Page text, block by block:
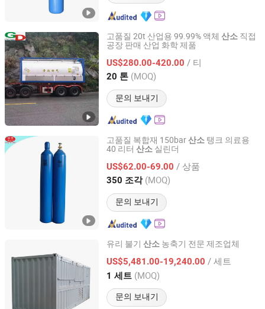
고품질 20t 산업용 99.99% 액체 산소 직접
공장 판매 산업 화학 제품
US$280.00-420.00 / 티
20 톤 (MOQ)
문의 보내기
Qingdao Guida Special Gas Co., Ltd.
Shandong, China 이후 2019
고품질 복합재 150bar 산소 탱크 의료용
40 리터 산소 실린더
US$62.00-69.00 / 상품
350 조각 (MOQ)
문의 보내기
Anqiu Heng`an Gas Manufacture Factory
Shandong, China 이후 2023
유리 불기 산소 농축기 전문 제조업체
US$5,481.00-19,240.00 / 세트
1 세트 (MOQ)
문의 보내기
BeiJing Cape Golden Gas System Company LTD
Beijing, China 이후 2020